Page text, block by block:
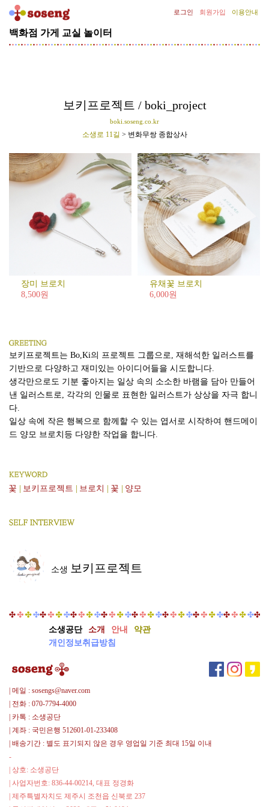
로그인 회원가입 이용안내
[기
획
선
글
라
건
축
가
안
지
용
의
AZERO
백화점 가게 교실 놀이터
보키프로젝트 / boki_project
boki.soseng.co.kr
소생로 11길 > 변화무쌍 종합상사
장미 브로치
8,500원
유채꽃 브로치
6,000원
보키프로젝트는 Bo,Ki의 프로젝트 그룹으로, 재해석한 일러스트를
기반으로 다양하고 재미있는 아이디어들을 시도합니다.
생각만으로도 기분 좋아지는 일상 속의 소소한 바램을 담아 만들어
낸 일러스트로, 각각의 인물로 표현한 일러스트가 상상을 자극 합니
다.
일상 속에 작은 행복으로 함께할 수 있는 엽서로 시작하여 핸드메이
드 양모 브로치등 다양한 작업을 합니다.
꽃 보키프로젝트 브로치 꽃 양모
소생 보키프로젝트
소생공단 소개 안내
약관
개인정보취급방침
| 메일 : sosengs@naver.com
| 전화 : 070-7794-4000
| 카톡 : 소생공단
| 계좌 : 국민은행 512601-01-233408
| 배송기간 : 별도 표기되지 않은 경우 영업일 기준 최대 15일 이내
-
| 상호: 소생공단
| 사업자번호: 836-44-00214, 대표 정경화
| 제주특별자치도 제주시 조천읍 신북로 237